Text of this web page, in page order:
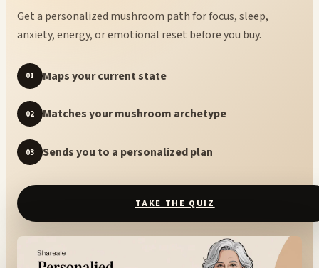
Get a personalized mushroom path for focus, sleep,
anxiety, energy, or emotional reset before you buy.
01 Maps your current state
02 Matches your mushroom archetype
03 Sends you to a personalized plan
TAKE THE QUIZ